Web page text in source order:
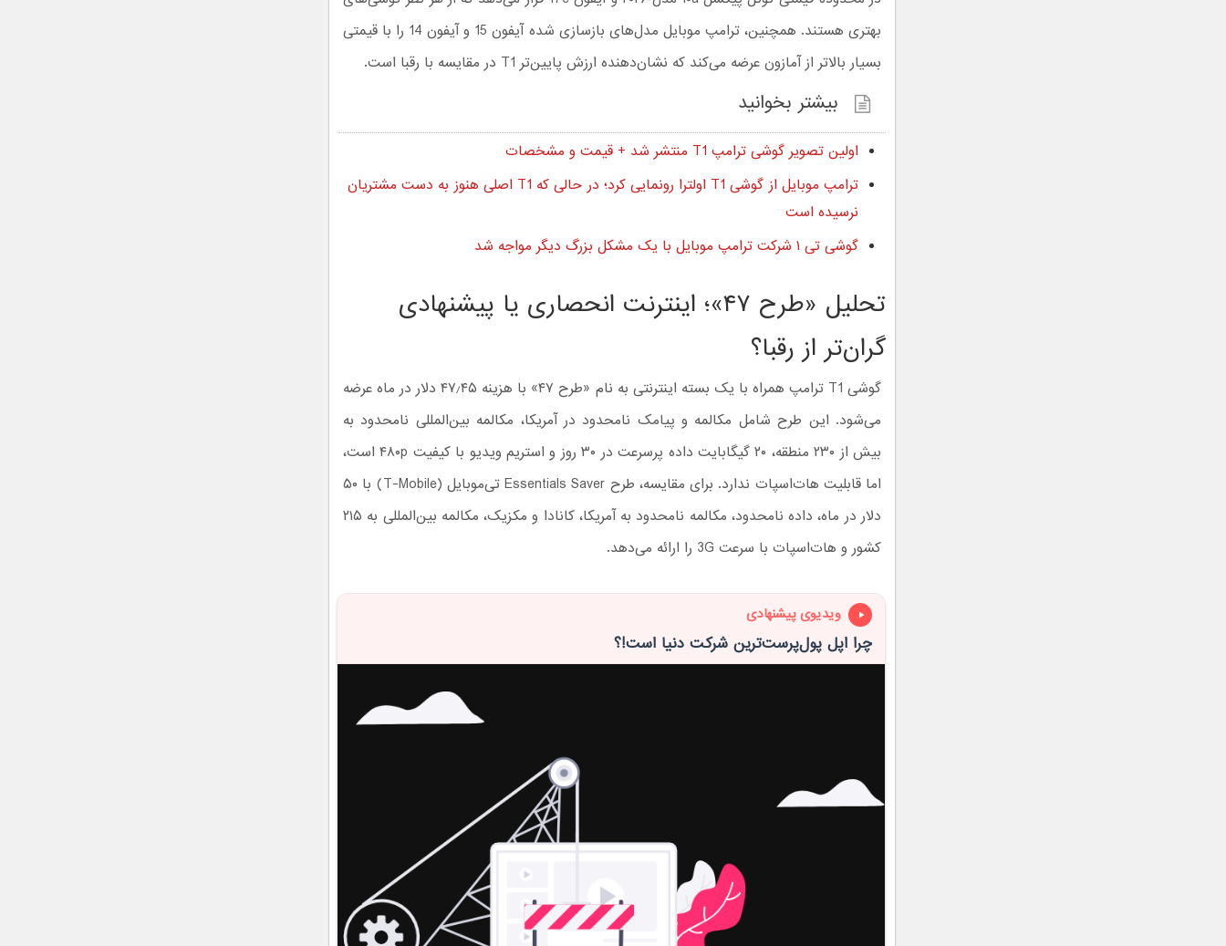
بهتری هستند. همچنین، ترامپ موبایل مدل‌های بازسازی شده آیفون 15 و آیفون 14 را با قیمتی
بسیار بالاتر از آمازون عرضه می‌کند که نشان‌دهنده ارزش پایین‌تر T1 در مقایسه با رقبا است.
بیشتر بخوانید
اولین تصویر گوشی ترامپ T1 منتشر شد + قیمت و مشخصات
ترامپ موبایل از گوشی T1 اولترا رونمایی کرد؛ در حالی که T1 اصلی هنوز به دست مشتریان
نرسیده است
گوشی تی ۱ شرکت ترامپ موبایل با یک مشکل بزرگ دیگر مواجه شد
تحلیل «طرح ۴۷»؛ اینترنت انحصاری یا پیشنهادی
گران‌تر از رقبا؟
گوشی T1 ترامپ همراه با یک بسته اینترنتی به نام «طرح ۴۷» با هزینه ۴۷٫۴۵ دلار در ماه عرضه
می‌شود. این طرح شامل مکالمه و پیامک نامحدود در آمریکا، مکالمه بین‌المللی نامحدود به
بیش از ۲۳۰ منطقه، ۲۰ گیگابایت داده پرسرعت در ۳۰ روز و استریم ویدیو با کیفیت ۴۸۰p است،
اما قابلیت هات‌اسپات ندارد. برای مقایسه، طرح Essentials Saver تی‌موبایل (T-Mobile) با ۵۰
دلار در ماه، داده نامحدود، مکالمه نامحدود به آمریکا، کانادا و مکزیک، مکالمه بین‌المللی به ۲۱۵
کشور و هات‌اسپات با سرعت 3G را ارائه می‌دهد.
ویدیوی پیشنهادی
چرا اپل پول‌پرست‌ترین شرکت دنیا است!؟